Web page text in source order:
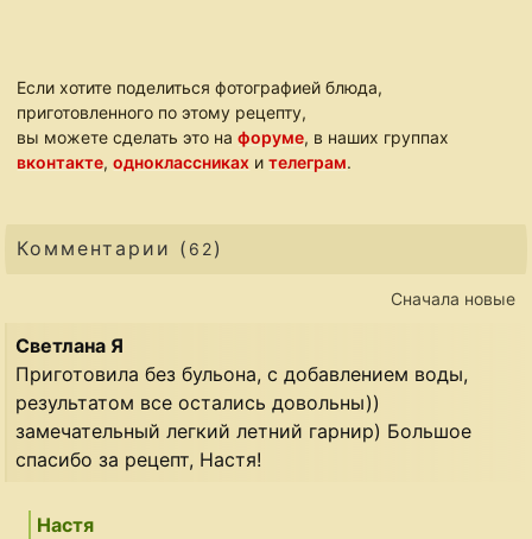
Если хотите поделиться фотографией блюда,
приготовленного по этому рецепту,
вы можете сделать это нафоруме, в наших группах
вконтакте,одноклассниках ителеграм.
Комментарии ( 62)
Сначала новые
Светлана Я
Приготовила без бульона, с добавлением воды,
результатом все остались довольны))
замечательный легкий летний гарнир) Большое
спасибо за рецепт, Настя!
Настя